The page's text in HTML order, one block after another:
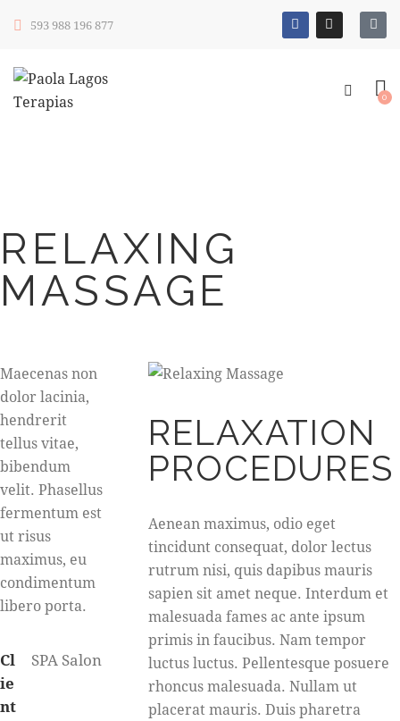
593 988 196 877
0
RELAXING
MASSAGE
Maecenas non
dolor lacinia,
hendrerit
tellus vitae,
bibendum
velit. Phasellus
fermentum est
ut risus
maximus, eu
condimentum
libero porta.
Cl
ie
nt
SPA Salon
RELAXATION
PROCEDURES
Aenean maximus, odio eget
tincidunt consequat, dolor lectus
rutrum nisi, quis dapibus mauris
sapien sit amet neque. Interdum et
malesuada fames ac ante ipsum
primis in faucibus. Nam tempor
luctus luctus. Pellentesque posuere
rhoncus malesuada. Nullam ut
placerat mauris. Duis pharetra